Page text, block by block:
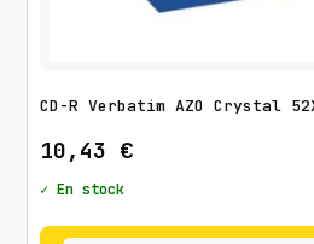
CD-R Verbatim AZO Crystal
10,43 €
✓ En stock